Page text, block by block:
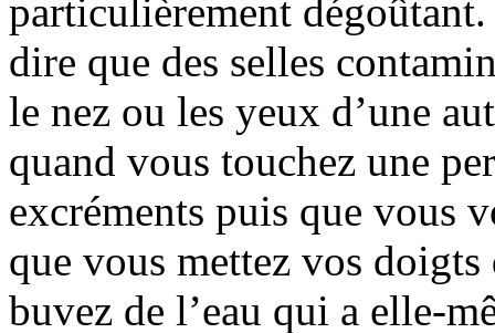
particulièrement
dire que des selles
le nez ou les yeux d’une
quand vous touchez une
excréments puis que vous
que vous mettez vos
buvez de l’eau qui a elle-